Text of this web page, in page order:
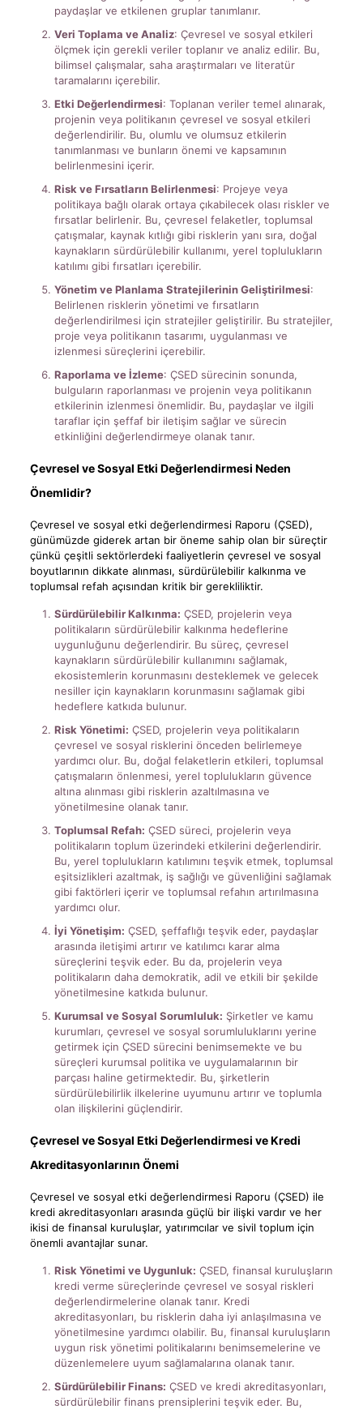
paydaşlar ve etkilenen gruplar tanımlanır.
Veri Toplama ve Analiz: Çevresel ve sosyal etkileri
ölçmek için gerekli veriler toplanır ve analiz edilir. Bu,
bilimsel çalışmalar, saha araştırmaları ve literatür
taramalarını içerebilir.
Etki Değerlendirmesi: Toplanan veriler temel alınarak,
projenin veya politikanın çevresel ve sosyal etkileri
değerlendirilir. Bu, olumlu ve olumsuz etkilerin
tanımlanması ve bunların önemi ve kapsamının
belirlenmesini içerir.
Risk ve Fırsatların Belirlenmesi: Projeye veya
politikaya bağlı olarak ortaya çıkabilecek olası riskler ve
fırsatlar belirlenir. Bu, çevresel felaketler, toplumsal
çatışmalar, kaynak kıtlığı gibi risklerin yanı sıra, doğal
kaynakların sürdürülebilir kullanımı, yerel toplulukların
katılımı gibi fırsatları içerebilir.
Yönetim ve Planlama Stratejilerinin Geliştirilmesi:
Belirlenen risklerin yönetimi ve fırsatların
değerlendirilmesi için stratejiler geliştirilir. Bu stratejiler,
proje veya politikanın tasarımı, uygulanması ve
izlenmesi süreçlerini içerebilir.
Raporlama ve İzleme: ÇSED sürecinin sonunda,
bulguların raporlanması ve projenin veya politikanın
etkilerinin izlenmesi önemlidir. Bu, paydaşlar ve ilgili
taraflar için şeffaf bir iletişim sağlar ve sürecin
etkinliğini değerlendirmeye olanak tanır.
Çevresel ve Sosyal Etki Değerlendirmesi Neden
Önemlidir?
Çevresel ve sosyal etki değerlendirmesi Raporu (ÇSED),
günümüzde giderek artan bir öneme sahip olan bir süreçtir
çünkü çeşitli sektörlerdeki faaliyetlerin çevresel ve sosyal
boyutlarının dikkate alınması, sürdürülebilir kalkınma ve
toplumsal refah açısından kritik bir gerekliliktir.
Sürdürülebilir Kalkınma: ÇSED, projelerin veya
politikaların sürdürülebilir kalkınma hedeflerine
uygunluğunu değerlendirir. Bu süreç, çevresel
kaynakların sürdürülebilir kullanımını sağlamak,
ekosistemlerin korunmasını desteklemek ve gelecek
nesiller için kaynakların korunmasını sağlamak gibi
hedeflere katkıda bulunur.
Risk Yönetimi: ÇSED, projelerin veya politikaların
çevresel ve sosyal risklerini önceden belirlemeye
yardımcı olur. Bu, doğal felaketlerin etkileri, toplumsal
çatışmaların önlenmesi, yerel toplulukların güvence
altına alınması gibi risklerin azaltılmasına ve
yönetilmesine olanak tanır.
Toplumsal Refah: ÇSED süreci, projelerin veya
politikaların toplum üzerindeki etkilerini değerlendirir.
Bu, yerel toplulukların katılımını teşvik etmek, toplumsal
eşitsizlikleri azaltmak, iş sağlığı ve güvenliğini sağlamak
gibi faktörleri içerir ve toplumsal refahın artırılmasına
yardımcı olur.
İyi Yönetişim: ÇSED, şeffaflığı teşvik eder, paydaşlar
arasında iletişimi artırır ve katılımcı karar alma
süreçlerini teşvik eder. Bu da, projelerin veya
politikaların daha demokratik, adil ve etkili bir şekilde
yönetilmesine katkıda bulunur.
Kurumsal ve Sosyal Sorumluluk: Şirketler ve kamu
kurumları, çevresel ve sosyal sorumluluklarını yerine
getirmek için ÇSED sürecini benimsemekte ve bu
süreçleri kurumsal politika ve uygulamalarının bir
parçası haline getirmektedir. Bu, şirketlerin
sürdürülebilirlik ilkelerine uyumunu artırır ve toplumla
olan ilişkilerini güçlendirir.
Çevresel ve Sosyal Etki Değerlendirmesi ve Kredi
Akreditasyonlarının Önemi
Çevresel ve sosyal etki değerlendirmesi Raporu (ÇSED) ile
kredi akreditasyonları arasında güçlü bir ilişki vardır ve her
ikisi de finansal kuruluşlar, yatırımcılar ve sivil toplum için
önemli avantajlar sunar.
Risk Yönetimi ve Uygunluk: ÇSED, finansal kuruluşların
kredi verme süreçlerinde çevresel ve sosyal riskleri
değerlendirmelerine olanak tanır. Kredi
akreditasyonları, bu risklerin daha iyi anlaşılmasına ve
yönetilmesine yardımcı olabilir. Bu, finansal kuruluşların
uygun risk yönetimi politikalarını benimsemelerine ve
düzenlemelere uyum sağlamalarına olanak tanır.
Sürdürülebilir Finans: ÇSED ve kredi akreditasyonları,
sürdürülebilir finans prensiplerini teşvik eder. Bu,